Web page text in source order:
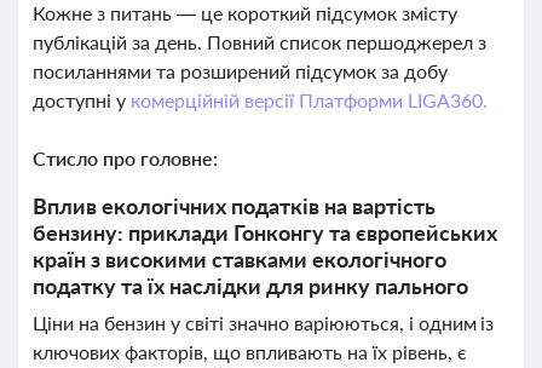
Кожне з питань — це короткий підсумок змісту
публікацій за день. Повний список першоджерел з
посиланнями та розширений підсумок за добу
доступні у комерційній версії Платформи LIGA360.
Стисло про головне:
Вплив екологічних податків на вартість
бензину: приклади Гонконгу та європейських
країн з високими ставками екологічного
податку та їх наслідки для ринку пального
Ціни на бензин у світі значно варіюються, і одним із
ключових факторів, що впливають на їх рівень, є